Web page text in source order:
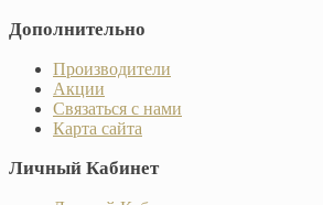
Дополнительно
Производители
Акции
Связаться с нами
Карта сайта
Личный Кабинет